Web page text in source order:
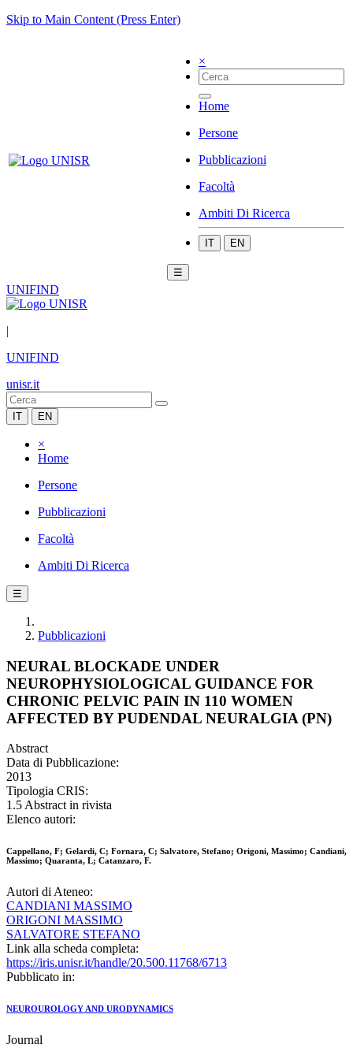
Skip to Main Content (Press Enter)
×
Home
Persone
Pubblicazioni
Facoltà
Ambiti Di Ricerca
IT EN
☰
UNIFIND
|
UNIFIND
unisr.it
IT EN
×
Home
Persone
Pubblicazioni
Facoltà
Ambiti Di Ricerca
☰
Pubblicazioni
NEURAL BLOCKADE UNDER
NEUROPHYSIOLOGICAL GUIDANCE FOR
CHRONIC PELVIC PAIN IN 110 WOMEN
AFFECTED BY PUDENDAL NEURALGIA (PN)
Abstract
Data di Pubblicazione:
2013
Tipologia CRIS:
1.5 Abstract in rivista
Elenco autori:
Cappellano, F; Gelardi, C; Fornara, C; Salvatore, Stefano; Origoni, Massimo; Candiani,
Massimo; Quaranta, L; Catanzaro, F.
Autori di Ateneo:
CANDIANI MASSIMO
ORIGONI MASSIMO
SALVATORE STEFANO
Link alla scheda completa:
https://iris.unisr.it/handle/20.500.11768/6713
Pubblicato in:
NEUROUROLOGY AND URODYNAMICS
Journal